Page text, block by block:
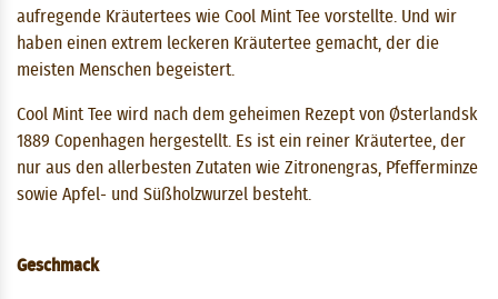
aufregende Kräutertees wie Cool Mint Tee vorstellte. Und wir
haben einen extrem leckeren Kräutertee gemacht, der die
meisten Menschen begeistert.
Cool Mint Tee wird nach dem geheimen Rezept von Østerlandsk
1889 Copenhagen hergestellt. Es ist ein reiner Kräutertee, der
nur aus den allerbesten Zutaten wie Zitronengras, Pfefferminze
sowie Apfel- und Süßholzwurzel besteht.
Geschmack